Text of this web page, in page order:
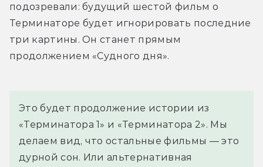
подозревали: будущий шестой фильм о
Терминаторе будет игнорировать последние
три картины. Он станет прямым
продолжением «Судного дня».
Это будет продолжение истории из
«Терминатора 1» и «Терминатора 2». Мы
делаем вид, что остальные фильмы — это
дурной сон. Или альтернативная